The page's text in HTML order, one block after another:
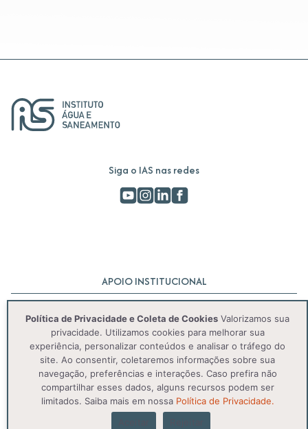
Siga o IAS nas redes
APOIO INSTITUCIONAL
© 2025 IAS. Todos os direitos reservados.
Política de Privacidade e Coleta de Cookies Valorizamos sua
privacidade. Utilizamos cookies para melhorar sua
experiência, personalizar conteúdos e analisar o tráfego do
site. Ao consentir, coletaremos informações sobre sua
navegação, preferências e interações. Caso prefira não
compartilhar esses dados, alguns recursos podem ser
limitados. Saiba mais em nossa Política de Privacidade.